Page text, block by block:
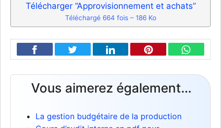
Télécharger “Approvisionnement et achats”
Téléchargé 664 fois – 186 Ko
Vous aimerez également...
La gestion budgétaire de la production